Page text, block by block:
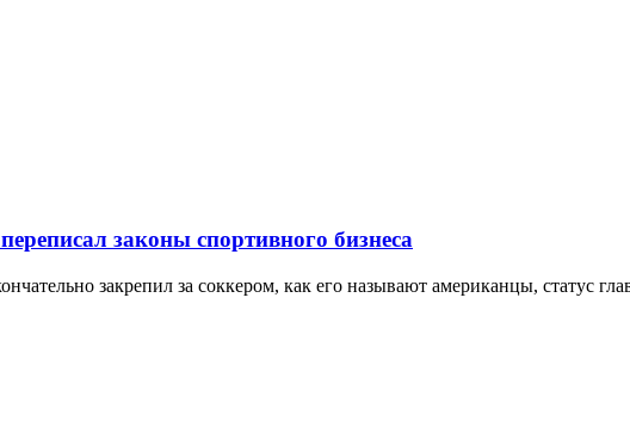
законы спортивного бизнеса
закрепил за соккером, как его называют американцы, статус